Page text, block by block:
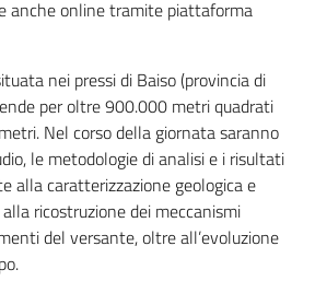
anche online tramite piattaforma
nei pressi di Baiso (provincia di
per oltre 900.000 metri quadrati
Nel corso della giornata saranno
le metodologie di analisi e i risultati
alla caratterizzazione geologica e
ricostruzione dei meccanismi
del versante, oltre all’evoluzione